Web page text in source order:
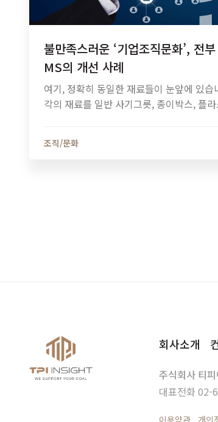
불만족스러운 ‘기업조직문화’, 전
MS의 개선 사례
여기, 정확히 동일한 재료들이 눈앞에 있습
각의 재료를 일반 사기그릇, 종이박스, 플
가 완료되어 깔끔한…
조직/문화
회사소개
주식회사 티
대표전화02-
이용약관 개인